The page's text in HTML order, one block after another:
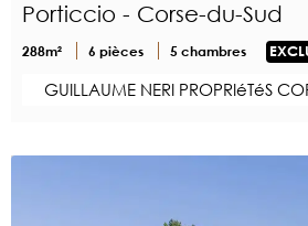
Porticcio - Corse-du-Sud
288m² 6 pièces 5 chambres
GUILLAUME NERI PROPRIéTéS